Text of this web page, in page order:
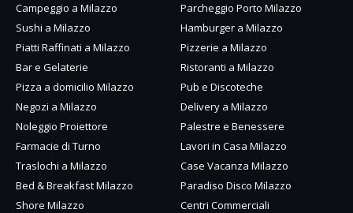
Campeggio a Milazzo
Parcheggio Porto Milazzo
Sushi a Milazzo
Hamburger a Milazzo
Piatti Raffinati a Milazzo
Pizzerie a Milazzo
Bar e Gelaterie
Ristoranti a Milazzo
Pizza a domicilio Milazzo
Pub e Discoteche
Negozi a Milazzo
Delivery a Milazzo
Noleggio Proiettore
Palestre e Benessere
Farmacie di Turno
Lavori in Casa Milazzo
Traslochi a Milazzo
Case Vacanza Milazzo
Bed & Breakfast Milazzo
Paradiso Disco Milazzo
Shore Milazzo
Centri Commerciali